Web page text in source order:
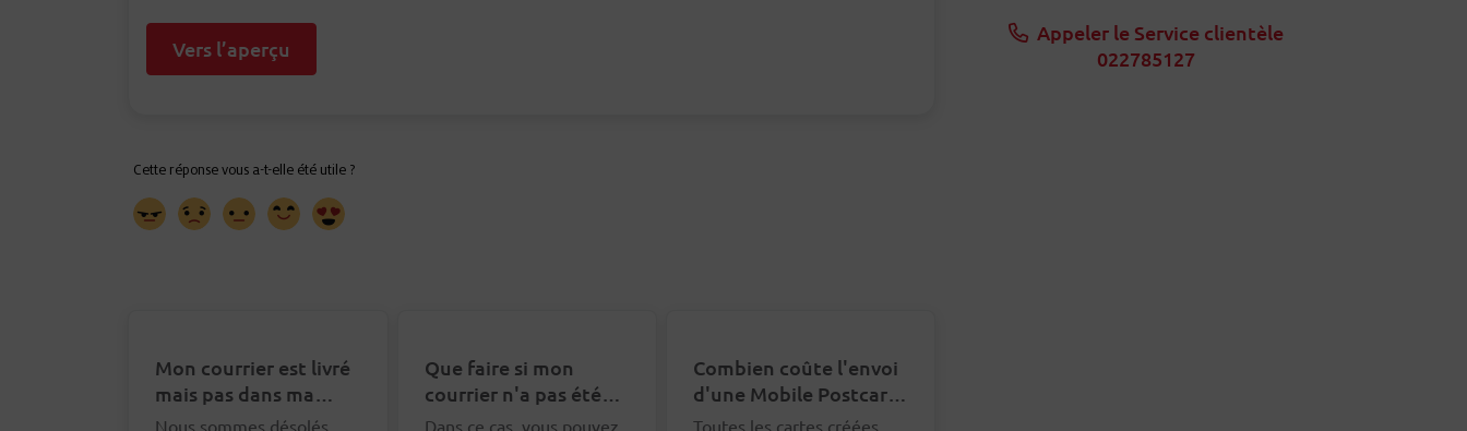
Vers l’aperçu
Mon courrier est livré
mais pas dans ma
boîte aux lettres. Que
Nous sommes désolés
Que faire si mon
courrier n'a pas été
distribué ?
Dans ce cas, vous pouvez
Combien coûte l'envoi
d'une Mobile Postcard
?
Toutes les cartes créées
Appeler le Service clientèle
022785127